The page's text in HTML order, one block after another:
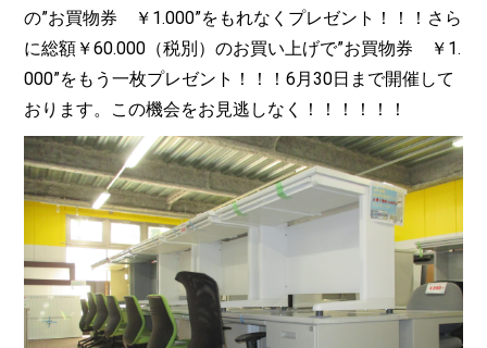
の”お買物券 ￥1.000”をもれなくプレゼント！！！さら
に総額￥60.000（税別）のお買い上げで”お買物券 ￥1.
000”をもう一枚プレゼント！！！6月30日まで開催して
おります。この機会をお見逃しなく！！！！！！